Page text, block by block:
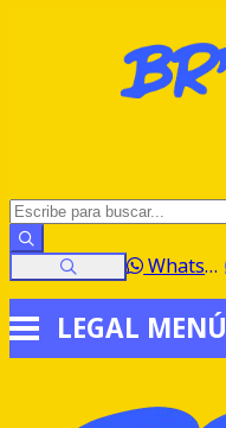
WhatsApp
LEGAL MENÚ